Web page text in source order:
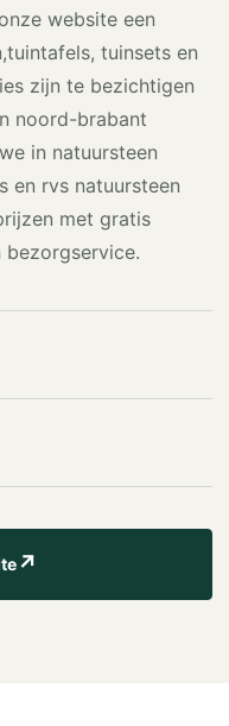
website een
tuinsets en
zijn te bezichtigen
noord-brabant
in natuursteen
en rvs natuursteen
met gratis
↗